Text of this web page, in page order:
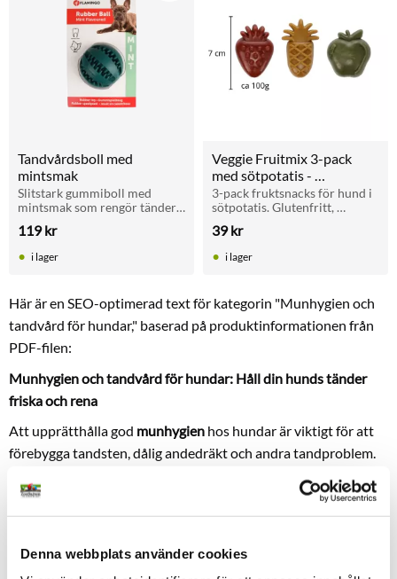
Denna webbplats använder cookies
Tandvårdsboll med
mintsmak
Slitstark gummiboll med
mintsmak som rengör tänder
frisk andedräkt och passar
hundar som gillar att tugga.
119kr
i lager
Veggie Fruitmix 3-pack
med sötpotatis -
Hundsnacks
3-pack fruktsnacks för hund i
sötpotatis. Glutenfritt,
Jordgubb, ananas och äpple,
105 g.
39kr
i lager
Här är en SEO-optimerad text för kategorin "Munhygien och
tandvård för hundar," baserad på produktinformationen från
PDF-filen:
Munhygien och tandvård för hundar: Håll din hunds tänder
friska och rena
Att upprätthålla god munhygien hos hundar är viktigt för att
förebygga tandsten, dålig andedräkt och andra tandproblem.
tandvård för hundar som
hjälper till att hålla hundens tänder rena och munhälsan
optimal. Produkter somBio Bites klorofyll tandborsteochBoll
rengöring och uppfriskande andedräkt.